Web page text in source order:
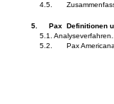
4.5.
5.
Pax ­ Definitionen
5.1.
5.2.
Pax